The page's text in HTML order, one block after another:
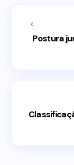
Postura